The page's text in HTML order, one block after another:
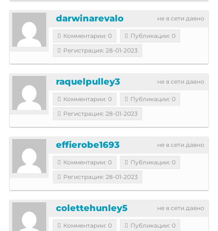
не в сети давно
darwinarevalo
Комментарии: 0
Публикации: 0
Регистрация: 28-01-2023
не в сети давно
raquelpulley3
Комментарии: 0
Публикации: 0
Регистрация: 28-01-2023
не в сети давно
effierobe1693
Комментарии: 0
Публикации: 0
Регистрация: 28-01-2023
не в сети давно
colettehunley5
Комментарии: 0
Публикации: 0